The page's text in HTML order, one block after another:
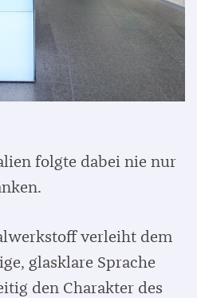
folgte dabei nie nur
verleiht dem
glasklare Sprache
den Charakter des